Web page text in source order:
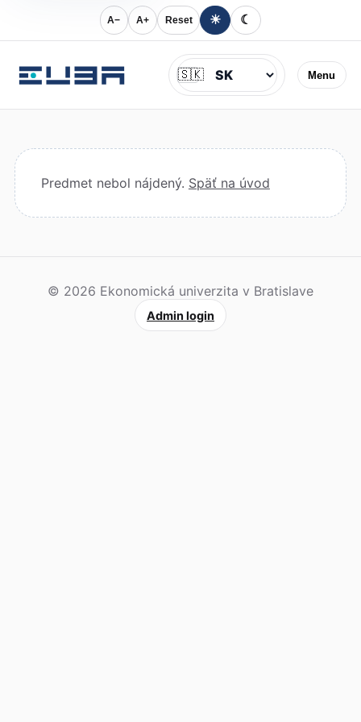
A− A+ Reset ☀ ☾
Menu
Jazyk
🇸🇰
Predmet nebol nájdený. Späť na úvod
© 2026 Ekonomická univerzita v Bratislave
Admin login